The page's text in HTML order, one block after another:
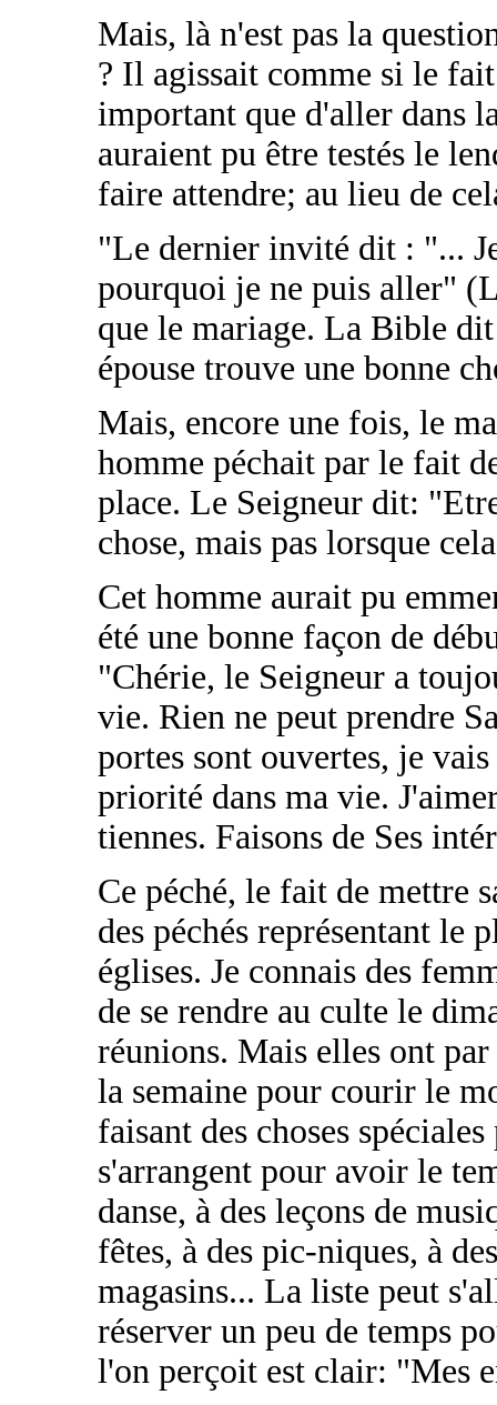
Mais, là n'est pas la
? Il agissait comme si le
important que d'aller dans
auraient pu être testés le
faire attendre; au lieu de
"Le dernier invité dit : "...
pourquoi je ne puis aller"
que le mariage. La Bible
épouse trouve une bonne
Mais, encore une fois, le
homme péchait par le fait
place. Le Seigneur dit:
chose, mais pas lorsque
Cet homme aurait pu
été une bonne façon de
"Chérie, le Seigneur a
vie. Rien ne peut prendre
portes sont ouvertes, je
priorité dans ma vie.
tiennes. Faisons de Ses
Ce péché, le fait de mettre
des péchés représentant le
églises. Je connais des
de se rendre au culte le
réunions. Mais elles ont
la semaine pour courir le
faisant des choses
s'arrangent pour avoir le
danse, à des leçons de
fêtes, à des pic-niques, à
magasins... La liste peut
réserver un peu de temps
l'on perçoit est clair: "Mes